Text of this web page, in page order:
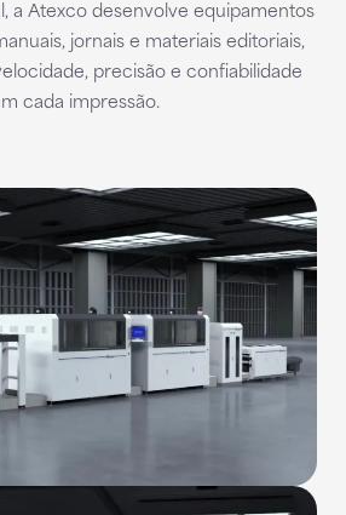
a Atexco desenvolve equipamentos
jornais e materiais editoriais,
precisão e confiabilidade
cada impressão.